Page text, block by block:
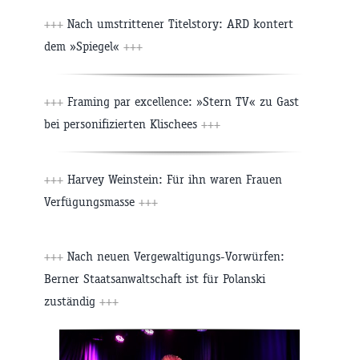
+++ Nach umstrittener Titelstory: ARD kontert
dem »Spiegel« +++
+++ Framing par excellence: »Stern TV« zu Gast
bei personifizierten Klischees +++
+++ Harvey Weinstein: Für ihn waren Frauen
Verfügungsmasse +++
+++ Nach neuen Vergewaltigungs-Vorwürfen:
Berner Staatsanwaltschaft ist für Polanski
zuständig +++